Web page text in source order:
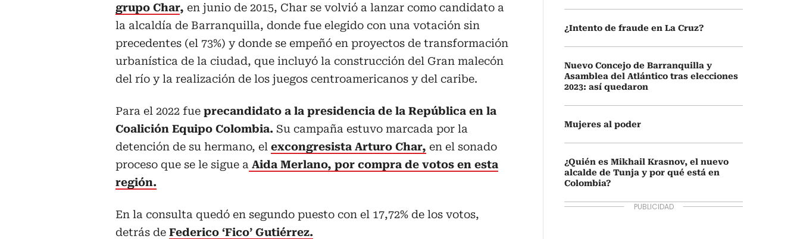
grupo Char, en junio de 2015, Char se volvió a lanzar como candidato a
la alcaldía de Barranquilla, donde fue elegido con una votación sin
precedentes (el 73%) y donde se empeñó en proyectos de transformación
urbanística de la ciudad, que incluyó la construcción del Gran malecón
del río y la realización de los juegos centroamericanos y del caribe.
Para el 2022 fue precandidato a la presidencia de la República en la
Coalición Equipo Colombia. Su campaña estuvo marcada por la
detención de su hermano, el excongresista Arturo Char, en el sonado
proceso que se le sigue a Aida Merlano, por compra de votos en esta
región.
En la consulta quedó en segundo puesto con el 17,72% de los votos,
detrás de Federico ‘Fico’ Gutiérrez.
¿Intento de fraude en La Cruz?
Nuevo Concejo de Barranquilla y
Asamblea del Atlántico tras elecciones
2023: así quedaron
Mujeres al poder
¿Quién es Mikhail Krasnov, el nuevo
alcalde de Tunja y por qué está en
Colombia?